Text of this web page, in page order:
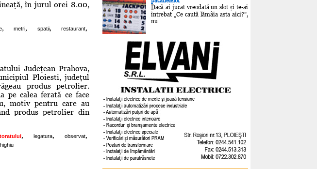
în jurul orei 8.00,
, metri, spatii, restaurant,
Judeţean Prahova,
Ploiesti, judeţul
produs petrolier.
pe calea ferată ce face
motiv pentru care au
produs petrolier din
, legatura, observat,
Dacă ai jucat vreodată un slot și te-ai
întrebat „Ce caută lămâia asta aici?”,
nu